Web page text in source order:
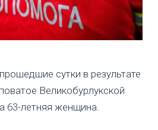
сутки в результате
Великобурлукской
63-летняя женщина.